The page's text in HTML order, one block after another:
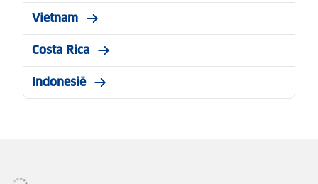
Vietnam
Costa Rica
Indonesië